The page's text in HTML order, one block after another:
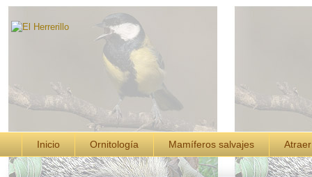
Inicio Ornitología Mamíferos salvajes